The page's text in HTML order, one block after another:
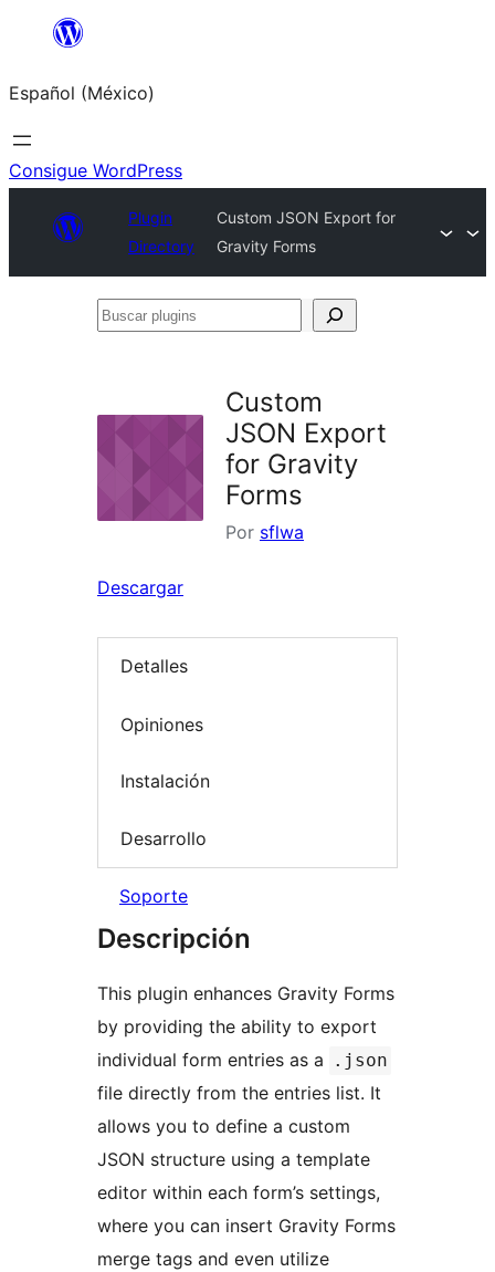
Saltar
contenido
Español (México)
Consigue WordPress
Plugin
Directory
Custom JSON Export for
Gravity Forms
Buscar
Custom
JSON Export
for Gravity
Forms
Por sflwa
Descargar
Detalles
Opiniones
Instalación
Desarrollo
Soporte
Descripción
This plugin enhances Gravity Forms
by providing the ability to export
individual form entries as a
.json
file directly from the entries list. It
allows you to define a custom
JSON structure using a template
editor within each form’s settings,
where you can insert Gravity Forms
merge tags and even utilize